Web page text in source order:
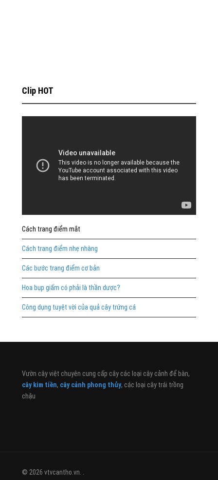
Clip HOT
Cách trang điểm mắt
Cách trang điểm nhẹ nhàng
Các bước trang điểm cơ bản
Hoa bụp giấm có phải là thần dược?
Công dụng tuyệt vời của quả cây trứng cá
Vườn cây việt chuyên cung cấp cây các loại cây cảnh để bàn,
cây kim tiền, cây cảnh phong thủy, các loại cây trái trồng
chậu
© 2026 vtvcantho.vn. .